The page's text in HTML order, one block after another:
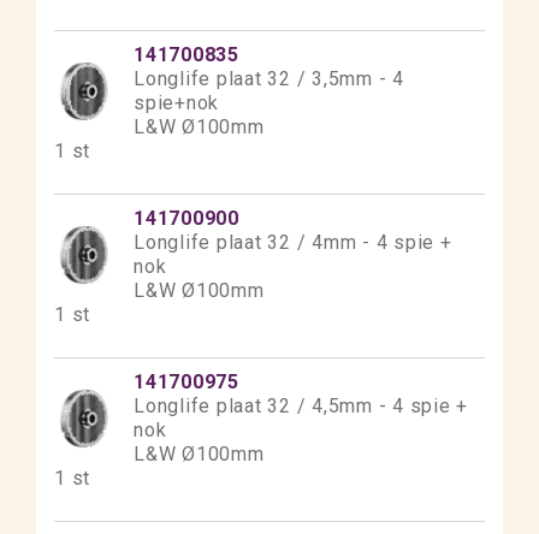
141700835
Longlife plaat 32 / 3,5mm - 4
spie+nok
L&W Ø100mm
1 st
141700900
Longlife plaat 32 / 4mm - 4 spie +
nok
L&W Ø100mm
1 st
141700975
Longlife plaat 32 / 4,5mm - 4 spie +
nok
L&W Ø100mm
1 st